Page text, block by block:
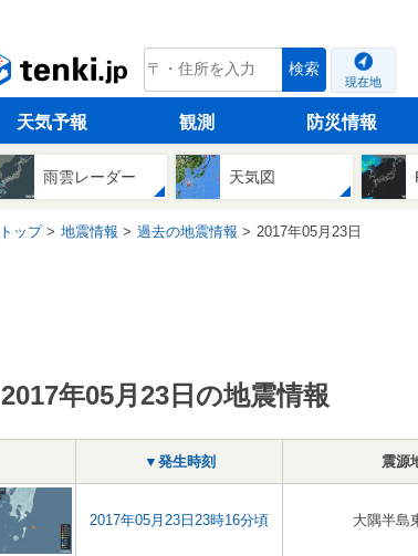
tenki.jp 検索
現在地
天気予報 観測 防災情報
雨雲レーダー 天気図
トップ 地震情報 過去の地震情報 2017年05月23日
2017年05月23日の地震情報
▼発生時刻 震源
2017年05月23日23時16分頃 大隅半島